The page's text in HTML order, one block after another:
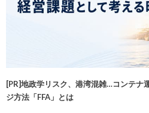
[PR]地政学リスク、港湾混雑…コンテナ
ジ方法「FFA」とは